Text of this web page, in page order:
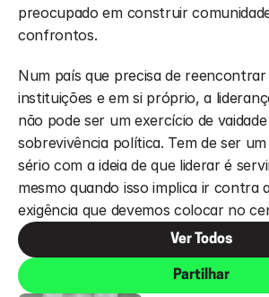
preocupado em construir
confrontos.
Num país que precisa de
instituições e em si próprio, a
não pode ser um exercício de
sobrevivência política. Tem de ser
sério com a ideia de que liderar é
mesmo quando isso implica ir contra
exigência que devemos colocar no
Ver Todos
Partilhar